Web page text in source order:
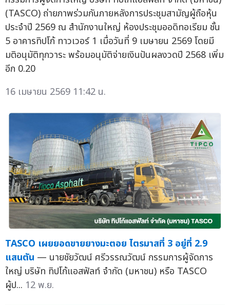
(TASCO) ถ่ายภาพร่วมกันภายหลังการประชุมสามัญผู้ถือหุ้น
ประจำปี 2569 ณ สำนักงานใหญ่ ห้องประชุมออดิทอเรียม ชั้น
5 อาคารทิปโก้ ทาวเวอร์ 1 เมื่อวันที่ 9 เมษายน 2569 โดยมี
มติอนุมัติทุกวาระ พร้อมอนุมัติจ่ายเงินปันผลงวดปี 2568 เพิ่ม
อีก 0.20
16 เมษายน 2569 11:42 น.
TASCO เผยยอดขายยางมะตอย ไตรมาสที่ 3 อยู่ที่ 2.9
แสนตัน — นายชัยวัฒน์ ศรีวรรณวัฒน์ กรรมการผู้จัดการ
ใหญ่ บริษัท ทิปโก้แอสฟัลท์ จำกัด (มหาชน) หรือ TASCO
ผู้ป... 12 พ.ย.